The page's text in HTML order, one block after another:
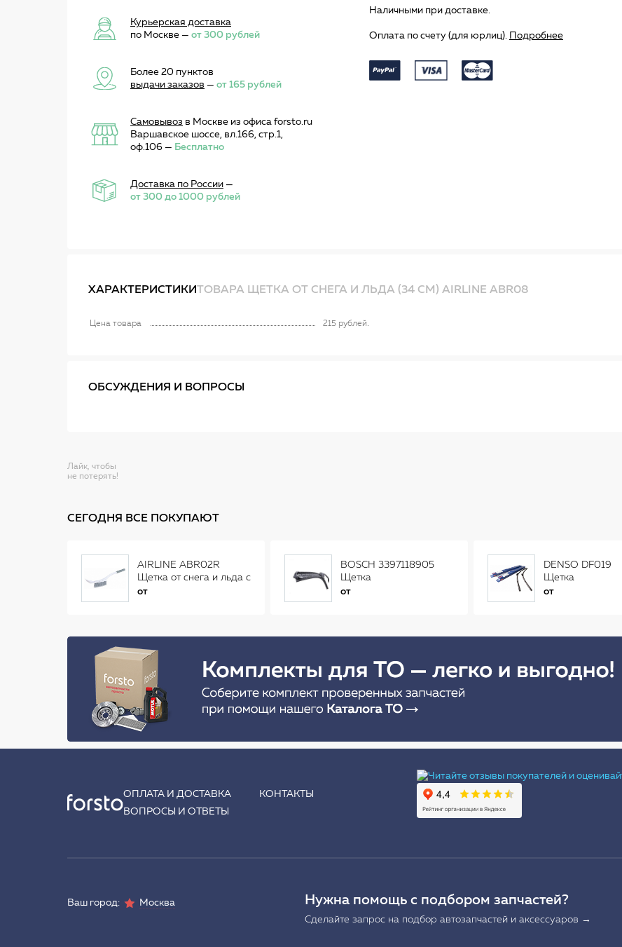
Курьерская доставка
по Москве — от 300 рублей
Более 20 пунктов
выдачи заказов — от 165 рублей
Самовывоз в Москве из офиса forsto.ru
Варшавское шоссе, вл.166, стр.1,
оф.106 — Бесплатно
Доставка по России —
от 300 до 1000 рублей
Наличными при доставке.
Оплата по счету (для юрлиц). Подробнее
ХАРАКТЕРИСТИКИТОВАРА ЩЕТКА ОТ СНЕГА И ЛЬДА (34 СМ) AIRLINE ABR08
Цена товара 215 рублей
ОБСУЖДЕНИЯ И ВОПРОСЫ
Лайк, чтобы
не потерять!
СЕГОДНЯ ВСЕ ПОКУПАЮТ
AIRLINE ABR02R
Щетка от снега и льда с
распушенной щетиной
от
BOSCH 3397118905
Щетка
стеклоочистителя
от
DENSO DF019
Щетка
стеклоочистителя
от
ОПЛАТА И ДОСТАВКА
КОНТАКТЫ
ВОПРОСЫ И ОТВЕТЫ
Ваш город: Москва Нужна помощь с подбором запчастей?
Сделайте запрос на подбор автозапчастей и аксессуаров →